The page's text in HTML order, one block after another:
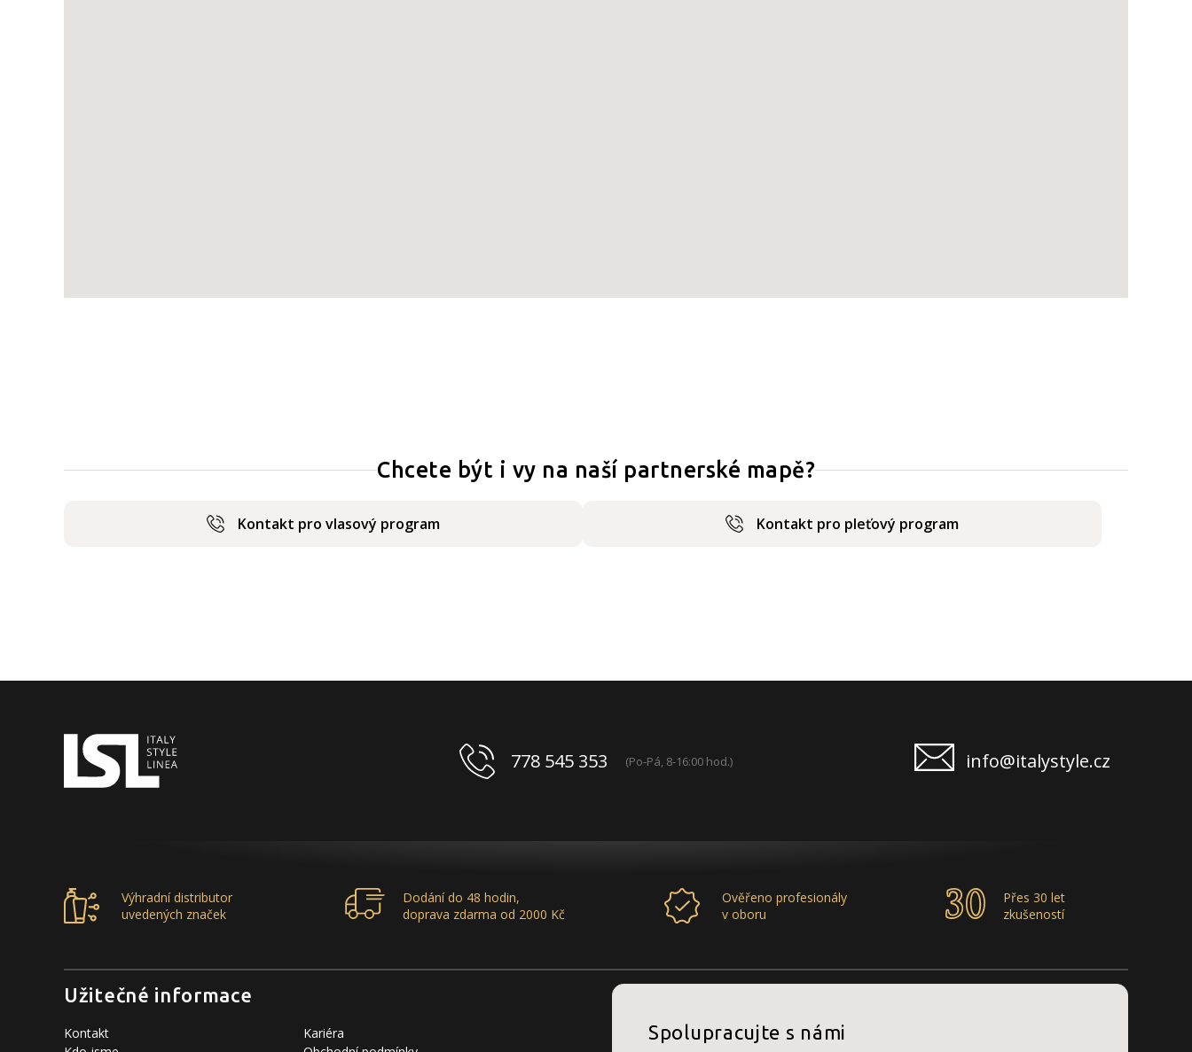
Chcete být i vy na naší partnerské mapě?
Kontakt pro vlasový program Kontakt pro pleťový program
778 545 353 (Po-Pá, 8-16:00 hod.) info@italystyle.cz
Výhradní distributor
uvedených značek
Dodání do 48 hodin,
doprava zdarma od 2000 Kč
Ověřeno profesionály
v oboru
Přes 30 let
zkušeností
Užitečné informace
Kontakt
Kariéra
Spolupracujte s námi